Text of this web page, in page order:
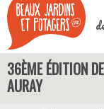
36ÈME ÉDITION
AURAY